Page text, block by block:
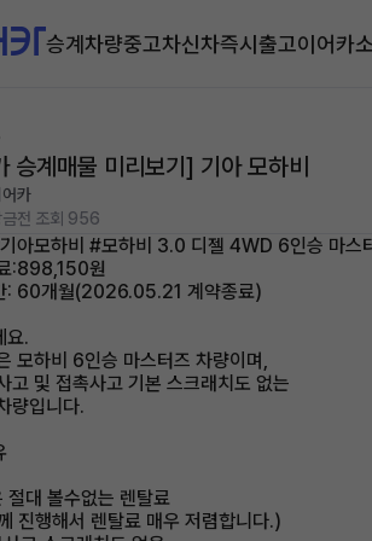
승계차량중고차신차즉시출고이어카
승계매물 미리보기] 기아 모하비
어카
전 조회 956
아모하비 #모하비 3.0 디젤 4WD 6인승 마스
:898,150원
: 60개월(2026.05.21 계약종료)
요.
모하비 6인승 마스터즈 차량이며,
고 및 접촉사고 기본 스크래치도 없는
량입니다.
절대 볼수없는 렌탈료
진행해서 렌탈료 매우 저렴합니다.)